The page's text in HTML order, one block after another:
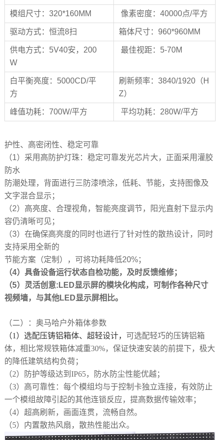
模组尺寸：320*160MM 像素密度：40000点/平方
驱动方式：恒流8扫 箱体尺寸：960*960MM
供电方式：5V40安，200
W
最佳视距：5-70M
白平衡亮度：5000CD/平
方
刷新频率：3840/1920（H
Z）
峰值功耗：700W/平方 平均功耗：280W/平方
护性、高密闭性、稳定可靠
（1）采用高防护灯珠：稳定可靠发光芯片大，正面采用灌胶
防水
防潮处理，背面进行三防漆喷涂，低耗、节能，支持图像及
文字混合显示；
（2）高亮度、合理视角，智能亮度调节，阳光直射下显示内
容仍清晰可见；
（3）在确保高亮度的同时也进行了针对性的散热设计，同时
支持采用全新的
节能方案（定制），可将功耗降低20%；
（4）具备设备运行状态自检功能，及时反馈维修；
（5）灵活创意:LED显示屏的模块化构成，可制作各种尺寸
视频墙，与其他LED显示屏相比。
（二） ： 奥马哈户外箱体参数
（1） 选配压铸铝箱体、超轻设计， 可选配轻巧的压铸铝箱
体，相比常规铁箱体减重30%，保证快速安装的前提下，极大
的降低建筑结构负荷；
（2）
防护等级达到 IP65，防水防尘性能优越；
（3） 高可靠性：每个模组均与于控制卡独立连接，有效防止
一个模组故障引起的其他连锁反应，提高数据传输效率；
（4） 超高刷新，画面连贯，流畅自然。
（5） 内置散热风扇，散热性能出众。